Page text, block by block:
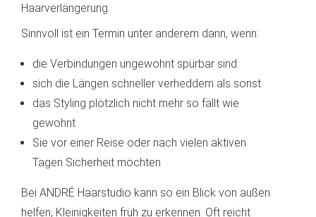
Haarverlängerung.
Sinnvoll ist ein Termin unter anderem dann, wenn:
die Verbindungen ungewohnt spürbar sind
sich die Längen schneller verheddern als sonst
das Styling plötzlich nicht mehr so fällt wie
gewohnt
Sie vor einer Reise oder nach vielen aktiven
Tagen Sicherheit möchten
Bei ANDRÉ Haarstudio kann so ein Blick von außen
helfen, Kleinigkeiten früh zu erkennen. Oft reicht